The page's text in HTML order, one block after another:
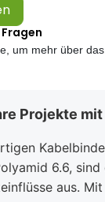
um mehr über
Projekte
6.6,
aus.